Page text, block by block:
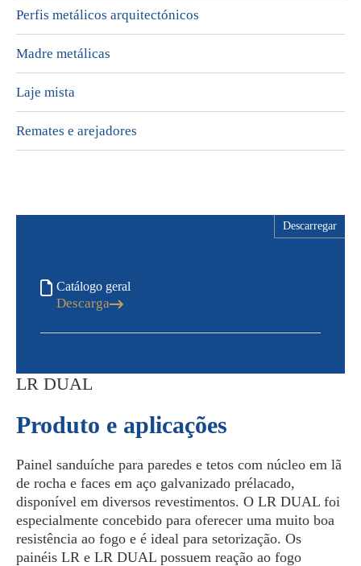
LR DUAL
Produto e aplicações
Painel sanduíche para paredes e tetos com núcleo em lã
de rocha e faces em aço galvanizado prélacado,
disponível em diversos revestimentos. O LR DUAL foi
especialmente concebido para oferecer uma muito boa
resistência ao fogo e é ideal para setorização. Os
painéis LR e LR DUAL possuem reação ao fogo
Perfis metálicos arquitectónicos
Madre metálicas
Laje mista
Remates e arejadores
Descarregar
Catálogo geral
Descarga